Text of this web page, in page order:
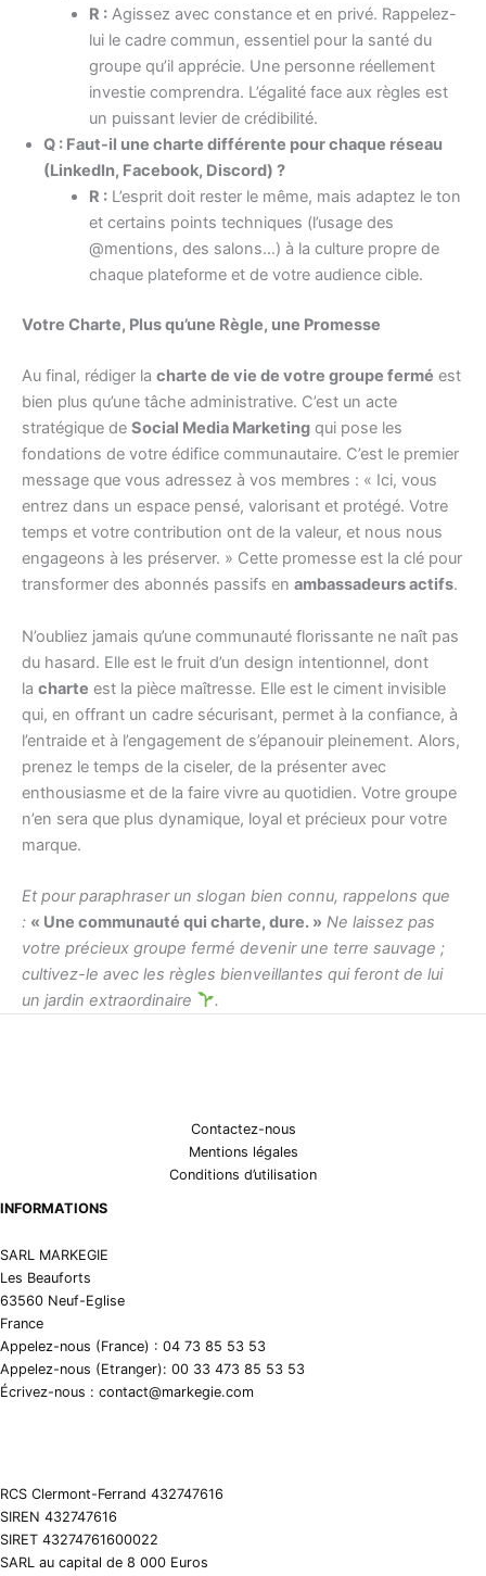
R :Agissez avec constance et en privé. Rappelez-
lui le cadre commun, essentiel pour la santé du
groupe qu’il apprécie. Une personne réellement
investie comprendra. L’égalité face aux règles est
un puissant levier de crédibilité.
Q : Faut-il une charte différente pour chaque réseau
(LinkedIn, Facebook, Discord) ?
R :L’esprit doit rester le même, mais adaptez le ton
et certains points techniques (l’usage des
@mentions, des salons…) à la culture propre de
chaque plateforme et de votre audience cible.
Votre Charte, Plus qu’une Règle, une Promesse
Au final, rédiger la charte de vie de votre groupe fermé est
bien plus qu’une tâche administrative. C’est un acte
stratégique de Social Media Marketing qui pose les
fondations de votre édifice communautaire. C’est le premier
message que vous adressez à vos membres : « Ici, vous
entrez dans un espace pensé, valorisant et protégé. Votre
temps et votre contribution ont de la valeur, et nous nous
engageons à les préserver. » Cette promesse est la clé pour
transformer des abonnés passifs en ambassadeurs actifs.
N’oubliez jamais qu’une communauté florissante ne naît pas
du hasard. Elle est le fruit d’un design intentionnel, dont
la charte est la pièce maîtresse. Elle est le ciment invisible
qui, en offrant un cadre sécurisant, permet à la confiance, à
l’entraide et à l’engagement de s’épanouir pleinement. Alors,
prenez le temps de la ciseler, de la présenter avec
enthousiasme et de la faire vivre au quotidien. Votre groupe
n’en sera que plus dynamique, loyal et précieux pour votre
marque.
Et pour paraphraser un slogan bien connu, rappelons que
: « Une communauté qui charte, dure. » Ne laissez pas
votre précieux groupe fermé devenir une terre sauvage ;
cultivez-le avec les règles bienveillantes qui feront de lui
un jardin extraordinaire
.
Contactez-nous
Mentions légales
Conditions d’utilisation
INFORMATIONS
SARL MARKEGIE
Les Beauforts
63560 Neuf-Eglise
France
Appelez-nous (France) : 04 73 85 53 53
Appelez-nous (Etranger): 00 33 473 85 53 53
Écrivez-nous : contact@markegie.com
RCS Clermont-Ferrand 432747616
SIREN 432747616
SIRET 43274761600022
SARL au capital de 8 000 Euros